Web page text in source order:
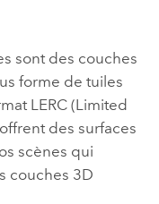
sont des couches
forme de tuiles
LERC (Limited
des surfaces
scènes qui
couches 3D